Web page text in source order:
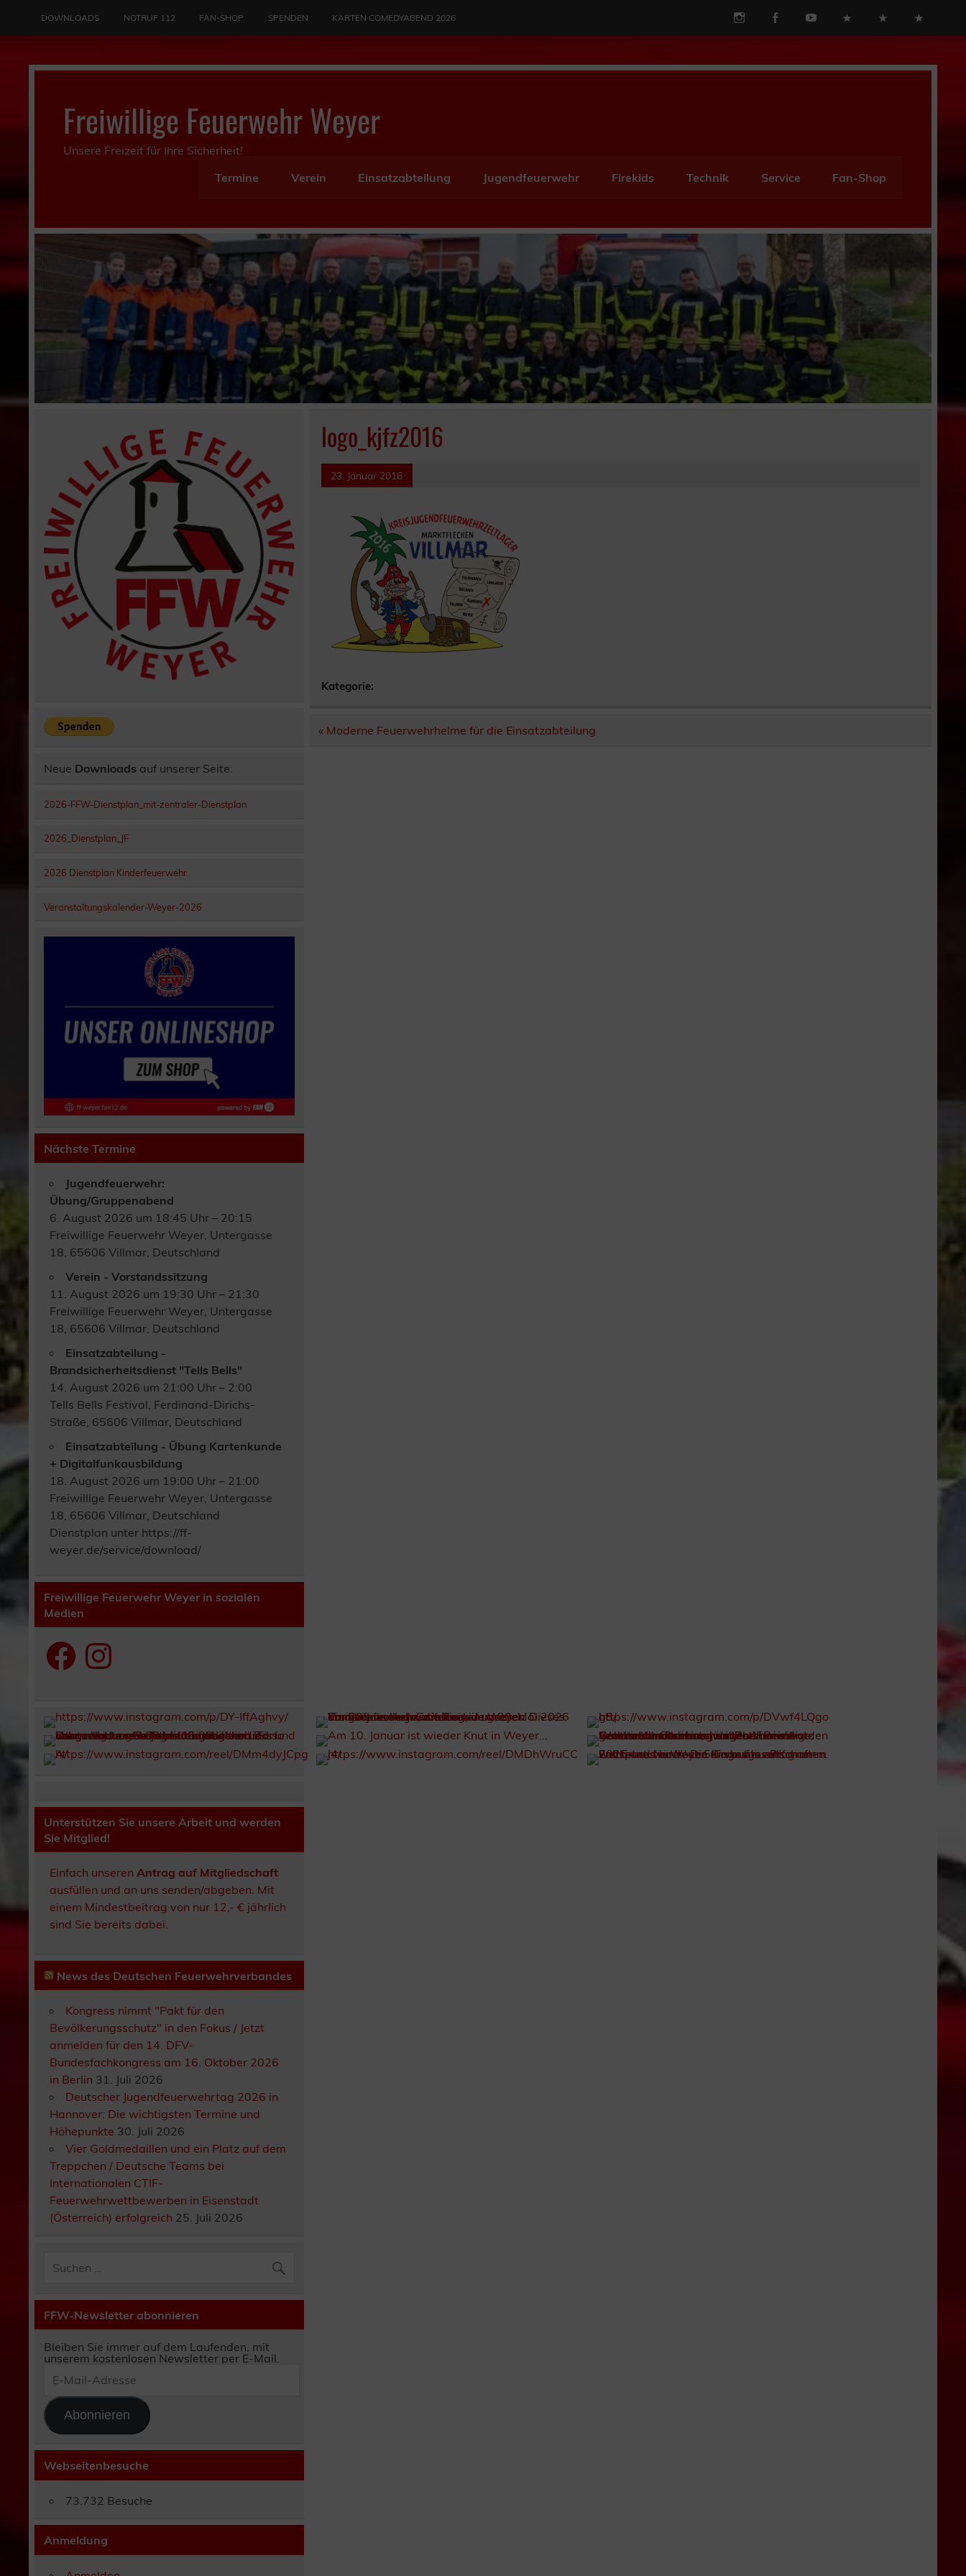
DOWNLOADS NOTRUF 112 FAN-SHOP SPENDEN KARTEN COMEDYABEND 2026
Freiwillige Feuerwehr Weyer
Unsere Freizeit für Ihre Sicherheit!
Termine
Verein Einsatzabteilung Jugendfeuerwehr Firekids Technik Service Fan-Shop
logo_kjfz2016
23. Januar 2016
Kategorie:
Beitragsnavigation
« Moderne Feuerwehrhelme für die Einsatzabteilung
Neue Downloads auf unserer Seite:
2026-FFW-Dienstplan_mit-zentraler-Dienstplan
2026_Dienstplan_JF
2026 Dienstplan Kinderfeuerwehr
Veranstaltungskalender-Weyer-2026
Nächste Termine
Jugendfeuerwehr:
Übung/Gruppenabend
6. August 2026 um 18:45 Uhr – 20:15
Freiwillige Feuerwehr Weyer, Untergasse
18, 65606 Villmar, Deutschland
Verein - Vorstandssitzung
11. August 2026 um 19:30 Uhr – 21:30
Freiwillige Feuerwehr Weyer, Untergasse
18, 65606 Villmar, Deutschland
Einsatzabteilung -
Brandsicherheitsdienst "Tells Bells"
14. August 2026 um 21:00 Uhr – 2:00
Tells Bells Festival, Ferdinand-Dirichs-
Straße, 65606 Villmar, Deutschland
Einsatzabteilung - Übung Kartenkunde
+ Digitalfunkausbildung
18. August 2026 um 19:00 Uhr – 21:00
Freiwillige Feuerwehr Weyer, Untergasse
18, 65606 Villmar, Deutschland
Dienstplan unter https://ff-
weyer.de/service/download/
Freiwillige Feuerwehr Weyer in sozialen
Medien
FacebookInstagram
Unterstützen Sie unsere Arbeit und werden
Sie Mitglied!
Einfach unserenAntrag auf Mitgliedschaft
ausfüllen und an uns senden/abgeben. Mit
einem Mindestbeitrag von nur 12,- € jährlich
sind Sie bereits dabei.
News des Deutschen Feuerwehrverbandes
Kongress nimmt "Pakt für den
Bevölkerungsschutz" in den Fokus / Jetzt
anmelden für den 14. DFV-
Bundesfachkongress am 16. Oktober 2026
in Berlin 31. Juli 2026
Deutscher Jugendfeuerwehrtag 2026 in
Hannover: Die wichtigsten Termine und
Höhepunkte 30. Juli 2026
Vier Goldmedaillen und ein Platz auf dem
Treppchen / Deutsche Teams bei
Internationalen CTIF-
Feuerwehrwettbewerben in Eisenstadt
(Österreich) erfolgreich 25. Juli 2026
FFW-Newsletter abonnieren
Bleiben Sie immer auf dem Laufenden, mit
unserem kostenlosen Newsletter per E-Mail.
Mail-
Abonnieren
Webseitenbesuche
73.732 Besuche
Anmeldung